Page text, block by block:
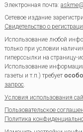
Электронная почта:
Сетевое издание
Свидетельство о
Использование любой
только при условии
гиперссылки на страницу-
Использование
газеты и т.п.) требует
запрос.
Условия использования
Пользовательское
Политика